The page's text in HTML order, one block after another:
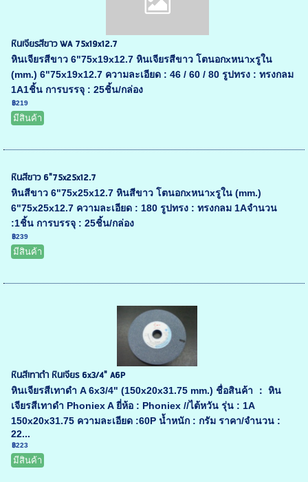
หินเจียรสีขาว WA 75x19x12.7
หินเจียรสีขาว 6"75x19x12.7 หินเจียรสีขาว โตนอกxหนาxรูใน
(mm.) 6"75x19x12.7 ความละเอียด : 46 / 60 / 80 รูปทรง : ทรงกลม
1A1ชิ้น การบรรจุ : 25ชิ้น/กล่อง
฿219
มีสินค้า
หินสีขาว 6"75x25x12.7
หินสีขาว 6"75x25x12.7 หินสีขาว โตนอกxหนาxรูใน (mm.)
6"75x25x12.7 ความละเอียด : 180 รูปทรง : ทรงกลม 1Aจำนวน
:1ชิ้น การบรรจุ : 25ชิ้น/กล่อง
฿239
มีสินค้า
หินสีเทาดำ หินเจียร 6x3/4" A6P
หินเจียรสีเทาดำ A 6x3/4" (150x20x31.75 mm.) ชื่อสินค้า ： หิน
เจียรสีเทาดำ Phoniex A ยี่ห้อ : Phoniex //ไต้หวัน รุ่น : 1A
150x20x31.75 ความละเอียด :60P น้ำหนัก : กรัม ราคา/จำนวน :
22...
฿223
มีสินค้า